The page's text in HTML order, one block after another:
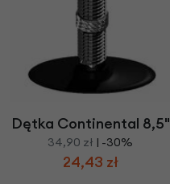
Dętka Continental 8,5"
34,90 zł | -30%
24,43 zł